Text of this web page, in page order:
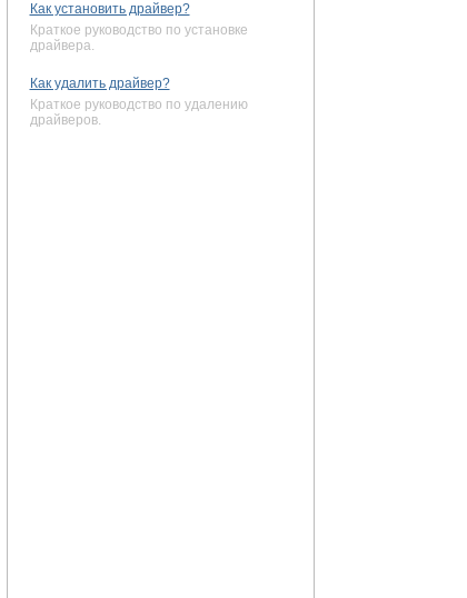
Как установить драйвер?
Краткое руководство по установке
драйвера.
Как удалить драйвер?
Краткое руководство по удалению
драйверов.